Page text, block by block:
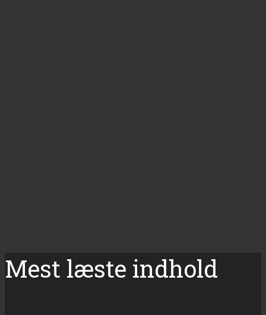
Mest læste indhold